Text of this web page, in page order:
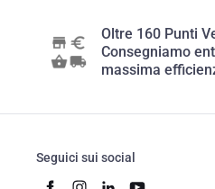
Oltre 160 Punti
Consegniamo
massima
Seguici sui social